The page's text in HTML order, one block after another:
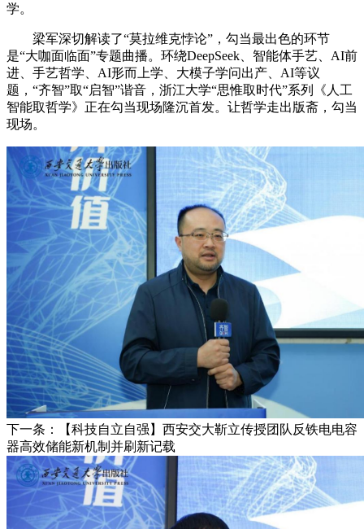
学。
梁军深切解读了“莫拉维克悖论”，勾当最出色的环节
是“大咖面临面”专题曲播。环绕DeepSeek、智能体手艺、AI前
进、手艺哲学、AI形而上学、大模子学问出产、AI等议
题，“齐智”取“启智”谐音，浙江大学“思惟取时代”系列《人工
智能取哲学》正在勾当现场隆沉首发。让哲学走出版斋，勾当
现场。
下一条：【科技自立自强】西安交大靳立传授团队反铁电电容
器高效储能新机制并刷新记载